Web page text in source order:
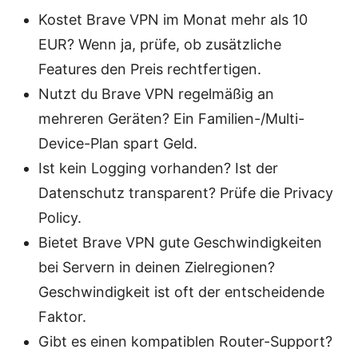
Kostet Brave VPN im Monat mehr als 10
EUR? Wenn ja, prüfe, ob zusätzliche
Features den Preis rechtfertigen.
Nutzt du Brave VPN regelmäßig an
mehreren Geräten? Ein Familien-/Multi-
Device-Plan spart Geld.
Ist kein Logging vorhanden? Ist der
Datenschutz transparent? Prüfe die Privacy
Policy.
Bietet Brave VPN gute Geschwindigkeiten
bei Servern in deinen Zielregionen?
Geschwindigkeit ist oft der entscheidende
Faktor.
Gibt es einen kompatiblen Router-Support?